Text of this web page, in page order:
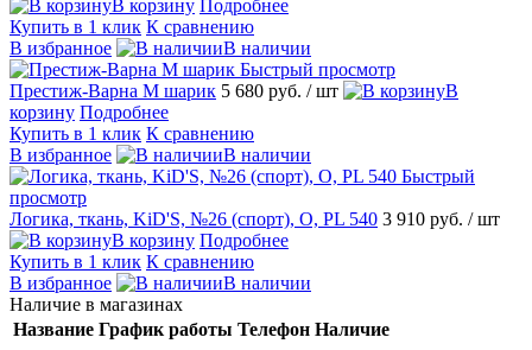
В корзину Подробнее
Купить в 1 клик К сравнению
В избранное
В наличии
Быстрый просмотр
Престиж-Варна М шарик 5 680 руб. / шт
В
корзину Подробнее
Купить в 1 клик К сравнению
В избранное
В наличии
Быстрый
просмотр
Логика, ткань, KiD'S, №26 (спорт), О, PL 540 3 910 руб. / шт
В корзину Подробнее
Купить в 1 клик К сравнению
В избранное
В наличии
Наличие в магазинах
Название График работы Телефон Наличие